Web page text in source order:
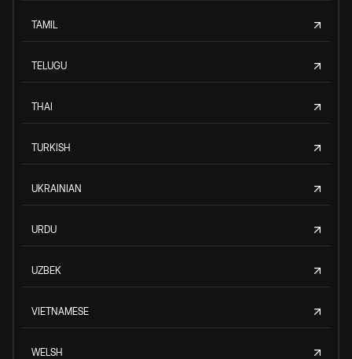
TAMIL
TELUGU
THAI
TURKISH
UKRAINIAN
URDU
UZBEK
VIETNAMESE
WELSH